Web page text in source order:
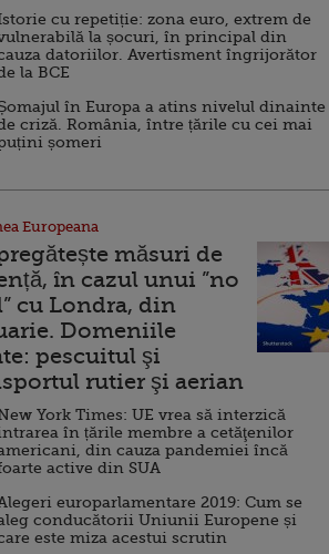
cu repetiție: zona euro, extrem de
la șocuri, în principal din
datoriilor. Avertisment îngrijorător
la BCE
în Europa a atins nivelul dinainte
criză. România, între țările cu cei mai
șomeri
Europeana
măsuri de
în cazul unui ”no
cu Londra, din
Domeniile
pescuitul şi
rutier şi aerian
York Times: UE vrea să interzică
în țările membre a cetăţenilor
din cauza pandemiei încă
active din SUA
europarlamentare 2019: Cum se
conducătorii Uniunii Europene și
este miza acestui scrutin